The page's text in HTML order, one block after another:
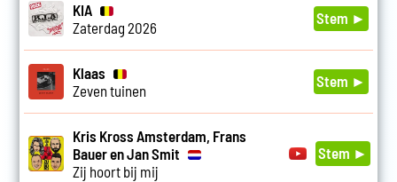
KIA
Zaterdag 2026
Stem ►
Klaas
Zeven tuinen
Stem ►
Kris Kross Amsterdam, Frans
Bauer en Jan Smit
Zij hoort bij mij
Stem ►